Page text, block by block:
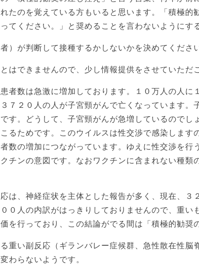
たのを覚えている方もいると思います。「積極
てください。」と奨めることを言わないようにす
）が判断して接種するかしないかを決めてくださ
はできませんので、少し情報提供をさせていただ
者数は急激に増加しております。１０万人の人に
７２０人の人が子宮頸がんで亡くなっています
す。どうして、子宮頸がんが急増しているので
るためです。このウイルスは性交渉で感染しま
数の増加につながっています。ゆえに性交渉を
チンの意図です。なおワクチンに含まれない種
は、神経症状を主体とした報告が多く、現在、３
０人の内訳がはっきりしておりませんので、重
を行っており、この結論がでる間は「積極的勧奨
重い副反応（ギランバレー症候群、急性散在性
わらないようです。